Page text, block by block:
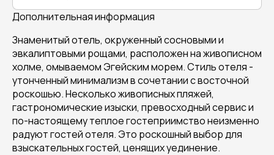
Дополнительная информация
Знаменитый отель, окруженный сосновыми и
эвкалиптовыми рощами, расположен на живописном
холме, омываемом Эгейским морем. Стиль отеля -
утонченный минимализм в сочетании с восточной
роскошью. Несколько живописных пляжей,
гастрономические изыски, превосходный сервис и
по-настоящему теплое гостеприимство неизменно
радуют гостей отеля. Это роскошный выбор для
взыскательных гостей, ценящих уединение.